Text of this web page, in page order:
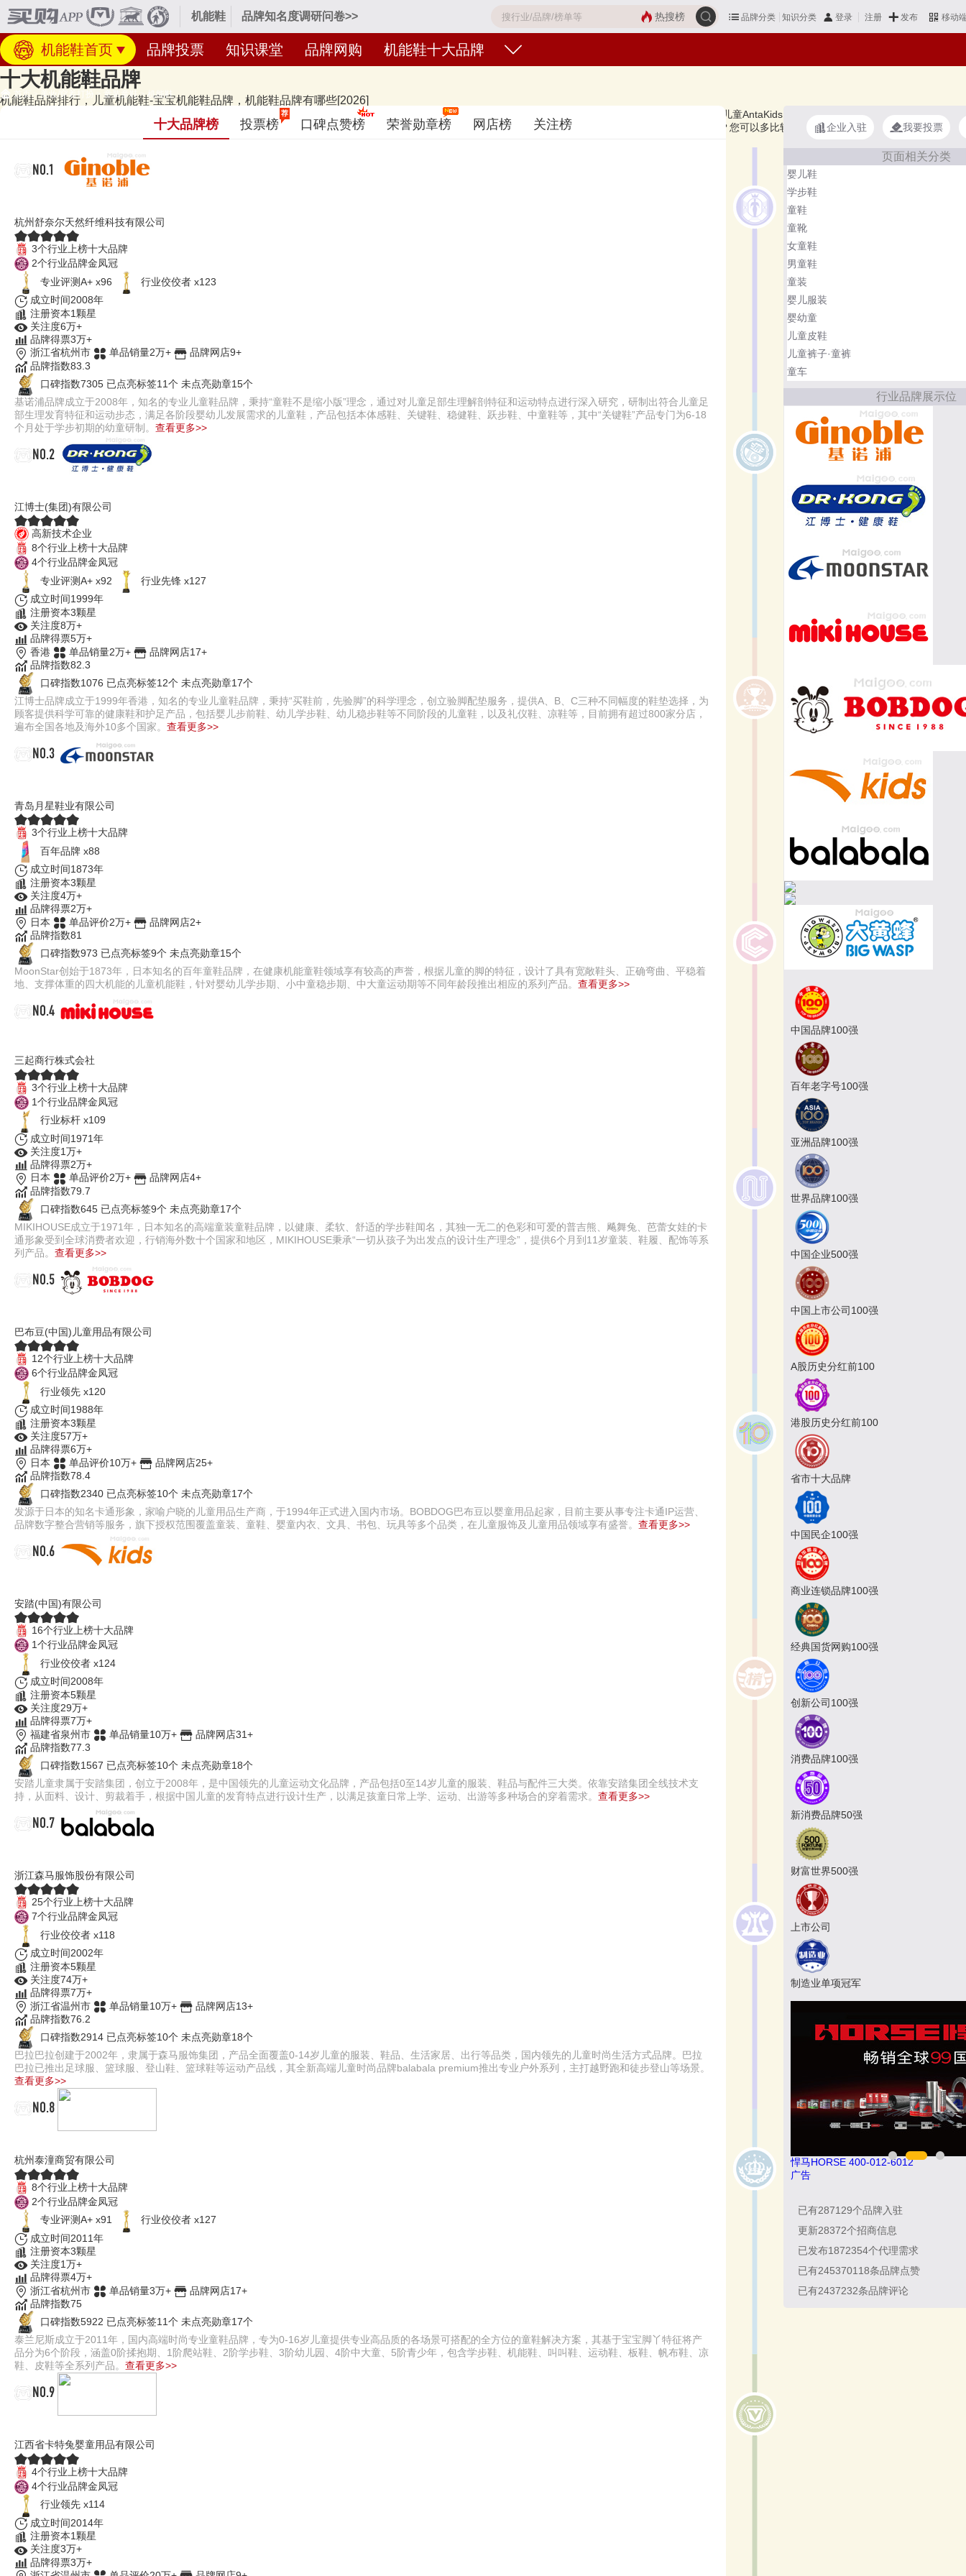
机能鞋 品牌知名度调研问卷>> 品牌分类 知识分类 登录 注册 发布 移动
热搜榜
机能鞋首页 品牌投票 知识课堂 品牌网购 机能鞋十大品牌
十大机能鞋品牌
机能鞋品牌排行，儿童机能鞋-宝宝机能鞋品牌，机能鞋品牌有哪些[2026]
发布啦！居前十的有：基诺浦Ginoble、江博士Dr.Kong、MoonStar月星童鞋、MIKIHOUSE、BOBDOG巴布豆、安踏儿童AntaKids、巴拉巴拉Balabala、泰兰尼斯
BIGWASP等，上榜机能鞋十大品牌榜单和著名机能鞋品牌名单的是口碑好或知名度高、有实力的品牌，排名不分先后，仅供借鉴参考，想知道什么牌子的机能鞋好？您可以多比较，选择自己满意的！机能鞋品牌主要属
类（2507群组）。榜单更新时间：2026年07月20日（每月更新）
首页 > 美妆/穿着打扮 > 童装童鞋 > 机能鞋
十大品牌榜 投票榜
荐
口碑点赞榜 荣誉勋章榜 网店榜 关注榜
NO.1
杭州舒奈尔天然纤维科技有限公司
3个行业上榜十大品牌
2个行业品牌金凤冠
专业评测A+ x96
行业佼佼者 x123
成立时间2008年
注册资本1颗星
关注度6万+
品牌得票3万+
浙江省杭州市
单品销量2万+
品牌网店9+
品牌指数83.3
口碑指数7305 已点亮标签11个 未点亮勋章15个
基诺浦品牌成立于2008年，知名的专业儿童鞋品牌，秉持“童鞋不是缩小版”理念，通过对儿童足部生理解剖特征和运动特点进行深入研究，研制出符合儿童足
部生理发育特征和运动步态，满足各阶段婴幼儿发展需求的儿童鞋，产品包括本体感鞋、关键鞋、稳健鞋、跃步鞋、中童鞋等，其中“关键鞋”产品专门为6-18
个月处于学步初期的幼童研制。 查看更多>>
NO.2
江博士(集团)有限公司
高新技术企业
8个行业上榜十大品牌
4个行业品牌金凤冠
专业评测A+ x92
行业先锋 x127
成立时间1999年
注册资本3颗星
关注度8万+
品牌得票5万+
香港
单品销量2万+
品牌网店17+
品牌指数82.3
口碑指数1076 已点亮标签12个 未点亮勋章17个
江博士品牌成立于1999年香港，知名的专业儿童鞋品牌，秉持“买鞋前，先验脚”的科学理念，创立验脚配垫服务，提供A、B、C三种不同幅度的鞋垫选择，为
顾客提供科学可靠的健康鞋和护足产品，包括婴儿步前鞋、幼儿学步鞋、幼儿稳步鞋等不同阶段的儿童鞋，以及礼仪鞋、凉鞋等，目前拥有超过800家分店，
遍布全国各地及海外10多个国家。 查看更多>>
NO.3
青岛月星鞋业有限公司
3个行业上榜十大品牌
百年品牌 x88
成立时间1873年
注册资本3颗星
关注度4万+
品牌得票2万+
日本
单品评价2万+
品牌网店2+
品牌指数81
口碑指数973 已点亮标签9个 未点亮勋章15个
MoonStar创始于1873年，日本知名的百年童鞋品牌，在健康机能童鞋领域享有较高的声誉，根据儿童的脚的特征，设计了具有宽敞鞋头、正确弯曲、平稳着
地、支撑体重的四大机能的儿童机能鞋，针对婴幼儿学步期、小中童稳步期、中大童运动期等不同年龄段推出相应的系列产品。 查看更多>>
NO.4
三起商行株式会社
3个行业上榜十大品牌
1个行业品牌金凤冠
行业标杆 x109
成立时间1971年
关注度1万+
品牌得票2万+
日本
单品评价2万+
品牌网店4+
品牌指数79.7
口碑指数645 已点亮标签9个 未点亮勋章17个
MIKIHOUSE成立于1971年，日本知名的高端童装童鞋品牌，以健康、柔软、舒适的学步鞋闻名，其独一无二的色彩和可爱的普吉熊、飚舞兔、芭蕾女娃的卡
通形象受到全球消费者欢迎，行销海外数十个国家和地区，MIKIHOUSE秉承“一切从孩子为出发点的设计生产理念”，提供6个月到11岁童装、鞋履、配饰等系
列产品。 查看更多>>
NO.5
巴布豆(中国)儿童用品有限公司
12个行业上榜十大品牌
6个行业品牌金凤冠
行业领先 x120
成立时间1988年
注册资本3颗星
关注度57万+
品牌得票6万+
日本
单品评价10万+
品牌网店25+
品牌指数78.4
口碑指数2340 已点亮标签10个 未点亮勋章17个
发源于日本的知名卡通形象，家喻户晓的儿童用品生产商，于1994年正式进入国内市场。BOBDOG巴布豆以婴童用品起家，目前主要从事专注卡通IP运营、
品牌数字整合营销等服务，旗下授权范围覆盖童装、童鞋、婴童内衣、文具、书包、玩具等多个品类，在儿童服饰及儿童用品领域享有盛誉。 查看更多>>
NO.6
安踏(中国)有限公司
16个行业上榜十大品牌
1个行业品牌金凤冠
行业佼佼者 x124
成立时间2008年
注册资本5颗星
关注度29万+
品牌得票7万+
福建省泉州市
单品销量10万+
品牌网店31+
品牌指数77.3
口碑指数1567 已点亮标签10个 未点亮勋章18个
安踏儿童隶属于安踏集团，创立于2008年，是中国领先的儿童运动文化品牌，产品包括0至14岁儿童的服装、鞋品与配件三大类。依靠安踏集团全线技术支
持，从面料、设计、剪裁着手，根据中国儿童的发育特点进行设计生产，以满足孩童日常上学、运动、出游等多种场合的穿着需求。 查看更多>>
NO.7
浙江森马服饰股份有限公司
25个行业上榜十大品牌
7个行业品牌金凤冠
行业佼佼者 x118
成立时间2002年
注册资本5颗星
关注度74万+
品牌得票7万+
浙江省温州市
单品销量10万+
品牌网店13+
品牌指数76.2
口碑指数2914 已点亮标签10个 未点亮勋章18个
巴拉巴拉创建于2002年，隶属于森马服饰集团，产品全面覆盖0-14岁儿童的服装、鞋品、生活家居、出行等品类，国内领先的儿童时尚生活方式品牌。巴拉
巴拉已推出足球服、篮球服、登山鞋、篮球鞋等运动产品线，其全新高端儿童时尚品牌balabala premium推出专业户外系列，主打越野跑和徒步登山等场景。
查看更多>>
NO.8
杭州泰潼商贸有限公司
8个行业上榜十大品牌
2个行业品牌金凤冠
专业评测A+ x91
行业佼佼者 x127
成立时间2011年
注册资本3颗星
关注度1万+
品牌得票4万+
浙江省杭州市
单品销量3万+
品牌网店17+
品牌指数75
口碑指数5922 已点亮标签11个 未点亮勋章17个
泰兰尼斯成立于2011年，国内高端时尚专业童鞋品牌，专为0-16岁儿童提供专业高品质的各场景可搭配的全方位的童鞋解决方案，其基于宝宝脚丫特征将产
品分为6个阶段，涵盖0阶揉抱期、1阶爬站鞋、2阶学步鞋、3阶幼儿园、4阶中大童、5阶青少年，包含学步鞋、机能鞋、叫叫鞋、运动鞋、板鞋、帆布鞋、凉
鞋、皮鞋等全系列产品。 查看更多>>
NO.9
江西省卡特兔婴童用品有限公司
4个行业上榜十大品牌
4个行业品牌金凤冠
行业领先 x114
成立时间2014年
注册资本1颗星
关注度3万+
品牌得票3万+
企业入驻 我要投票
页面相关分类
婴儿鞋
学步鞋
童鞋
童靴
女童鞋
男童鞋
童装
婴儿服装
婴幼童
儿童皮鞋
儿童裤子·童裤
童车
行业品牌展示位
中国品牌100强
百年老字号100强
亚洲品牌100强
世界品牌100强
中国企业500强
中国上市公司100强
A股历史分红前100
港股历史分红前100
省市十大品牌
中国民企100强
商业连锁品牌100强
经典国货网购100强
创新公司100强
消费品牌100强
新消费品牌50强
财富世界500强
上市公司
制造业单项冠军
悍马HORSE 400-012-6012
广告
已有287129个品牌入驻
更新28372个招商信息
已发布1872354个代理需求
已有245370118条品牌点赞
已有2437232条品牌评论